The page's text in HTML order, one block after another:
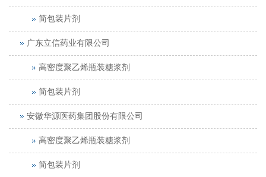
简包装片剂
广东立信药业有限公司
高密度聚乙烯瓶装糖浆剂
简包装片剂
安徽华源医药集团股份有限公司
高密度聚乙烯瓶装糖浆剂
简包装片剂